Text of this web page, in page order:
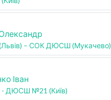
– СОК ДЮСШ (Мукачево)
Іван
ДЮСШ №21 (Київ)